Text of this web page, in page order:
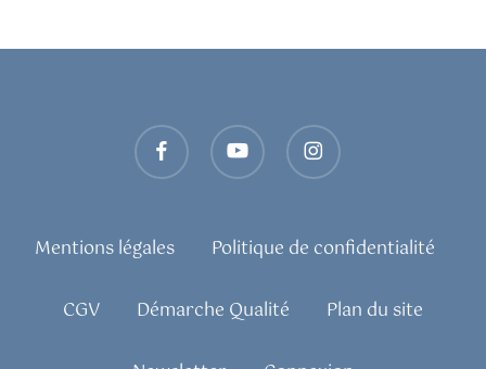
facebook youtube instagram
Mentions légales Politique de confidentialité
CGV Démarche Qualité Plan du site